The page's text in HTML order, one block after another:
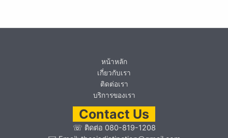
หน้าหลัก
เกี่ยวกับเรา
ติดต่อเรา
บริการของเรา
Contact Us
☏ ติดต่อ 080-819-1208